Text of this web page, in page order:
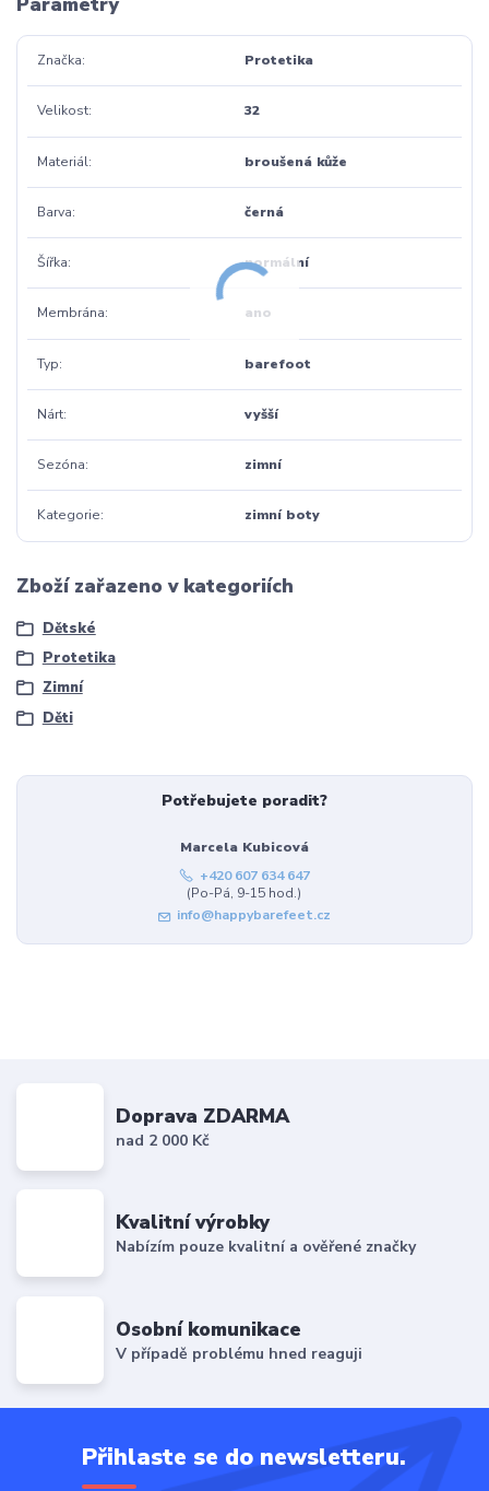
Značka Protetika
Velikost 32
Materiál broušená kůže
Barva černá
Šířka normální
Membrána ano
Typ barefoot
Nárt vyšší
Sezóna zimní
Kategorie zimní boty
Zboží zařazeno v kategoriích
Dětské
Protetika
Zimní
Děti
Potřebujete poradit?
Marcela Kubicová
+420 607 634 647
(Po-Pá, 9-15 hod.)
info@happybarefeet.cz
Doprava ZDARMA
nad 2 000 Kč
Kvalitní výrobky
Nabízím pouze kvalitní a ověřené značky
Osobní komunikace
V případě problému hned reaguji
Přihlaste se do newsletteru.